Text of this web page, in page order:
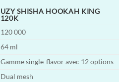
UZY SHISHA HOOKAH KING
120K
120 000
64 ml
Gamme single-flavor avec 12 options
Dual mesh